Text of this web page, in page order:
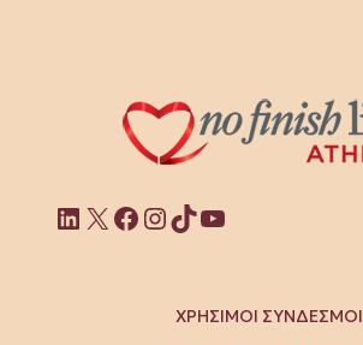
Linkedin
X Facebook
Instagram
TikTok
YouTube
ΧΡΗΣΙΜΟΙ ΣΥΝΔΕΣΜΟΙ